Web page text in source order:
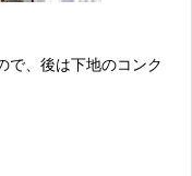
で、後は下地のコンク